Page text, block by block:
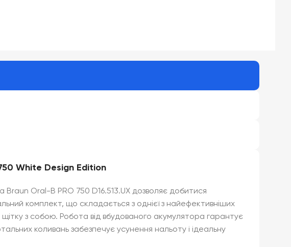
White Design Edition
Braun Oral-B PRO 750 D16.513.UX дозволяє добитися
комплект, що складається з однієї з найефективніших
з собою. Робота від вбудованого акумулятора гарантує
коливань забезпечує усунення нальоту і ідеальну